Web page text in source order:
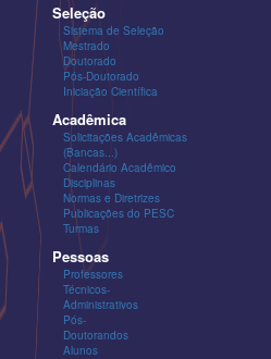
Seleção
Sistema de Seleção
Mestrado
Doutorado
Pós-Doutorado
Iniciação Científica
Acadêmica
Solicitações Acadêmicas
(Bancas...)
Calendário Acadêmico
Disciplinas
Normas e Diretrizes
Publicações do PESC
Turmas
Pessoas
Professores
Técnicos-
Administrativos
Pós-
Doutorandos
Alunos